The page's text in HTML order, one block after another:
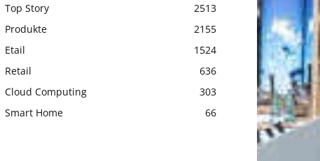
Top Story
2513
Produkte
2155
Etail
1524
Retail
636
Cloud Computing
303
Smart Home
66